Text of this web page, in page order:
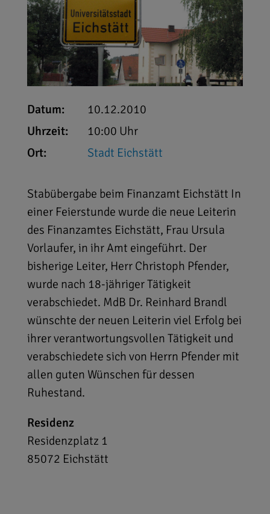
Datum:
10.12.2010
Uhrzeit:
10:00 Uhr
Ort:
Stadt Eichstätt
Stabübergabe beim Finanzamt Eichstätt In
einer Feierstunde wurde die neue Leiterin
des Finanzamtes Eichstätt, Frau Ursula
Vorlaufer, in ihr Amt eingeführt. Der
bisherige Leiter, Herr Christoph Pfender,
wurde nach 18-jähriger Tätigkeit
verabschiedet. MdB Dr. Reinhard Brandl
wünschte der neuen Leiterin viel Erfolg bei
ihrer verantwortungsvollen Tätigkeit und
verabschiedete sich von Herrn Pfender mit
allen guten Wünschen für dessen
Ruhestand.
Residenz
Residenzplatz 1
85072 Eichstätt